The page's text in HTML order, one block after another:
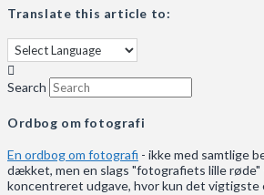
Translate this article to:
Search
Ordbog om fotografi
En ordbog om fotografi - ikke med samtlige
dækket, men en slags "fotografiets lille røde"
koncentreret udgave, hvor kun det vigtigste